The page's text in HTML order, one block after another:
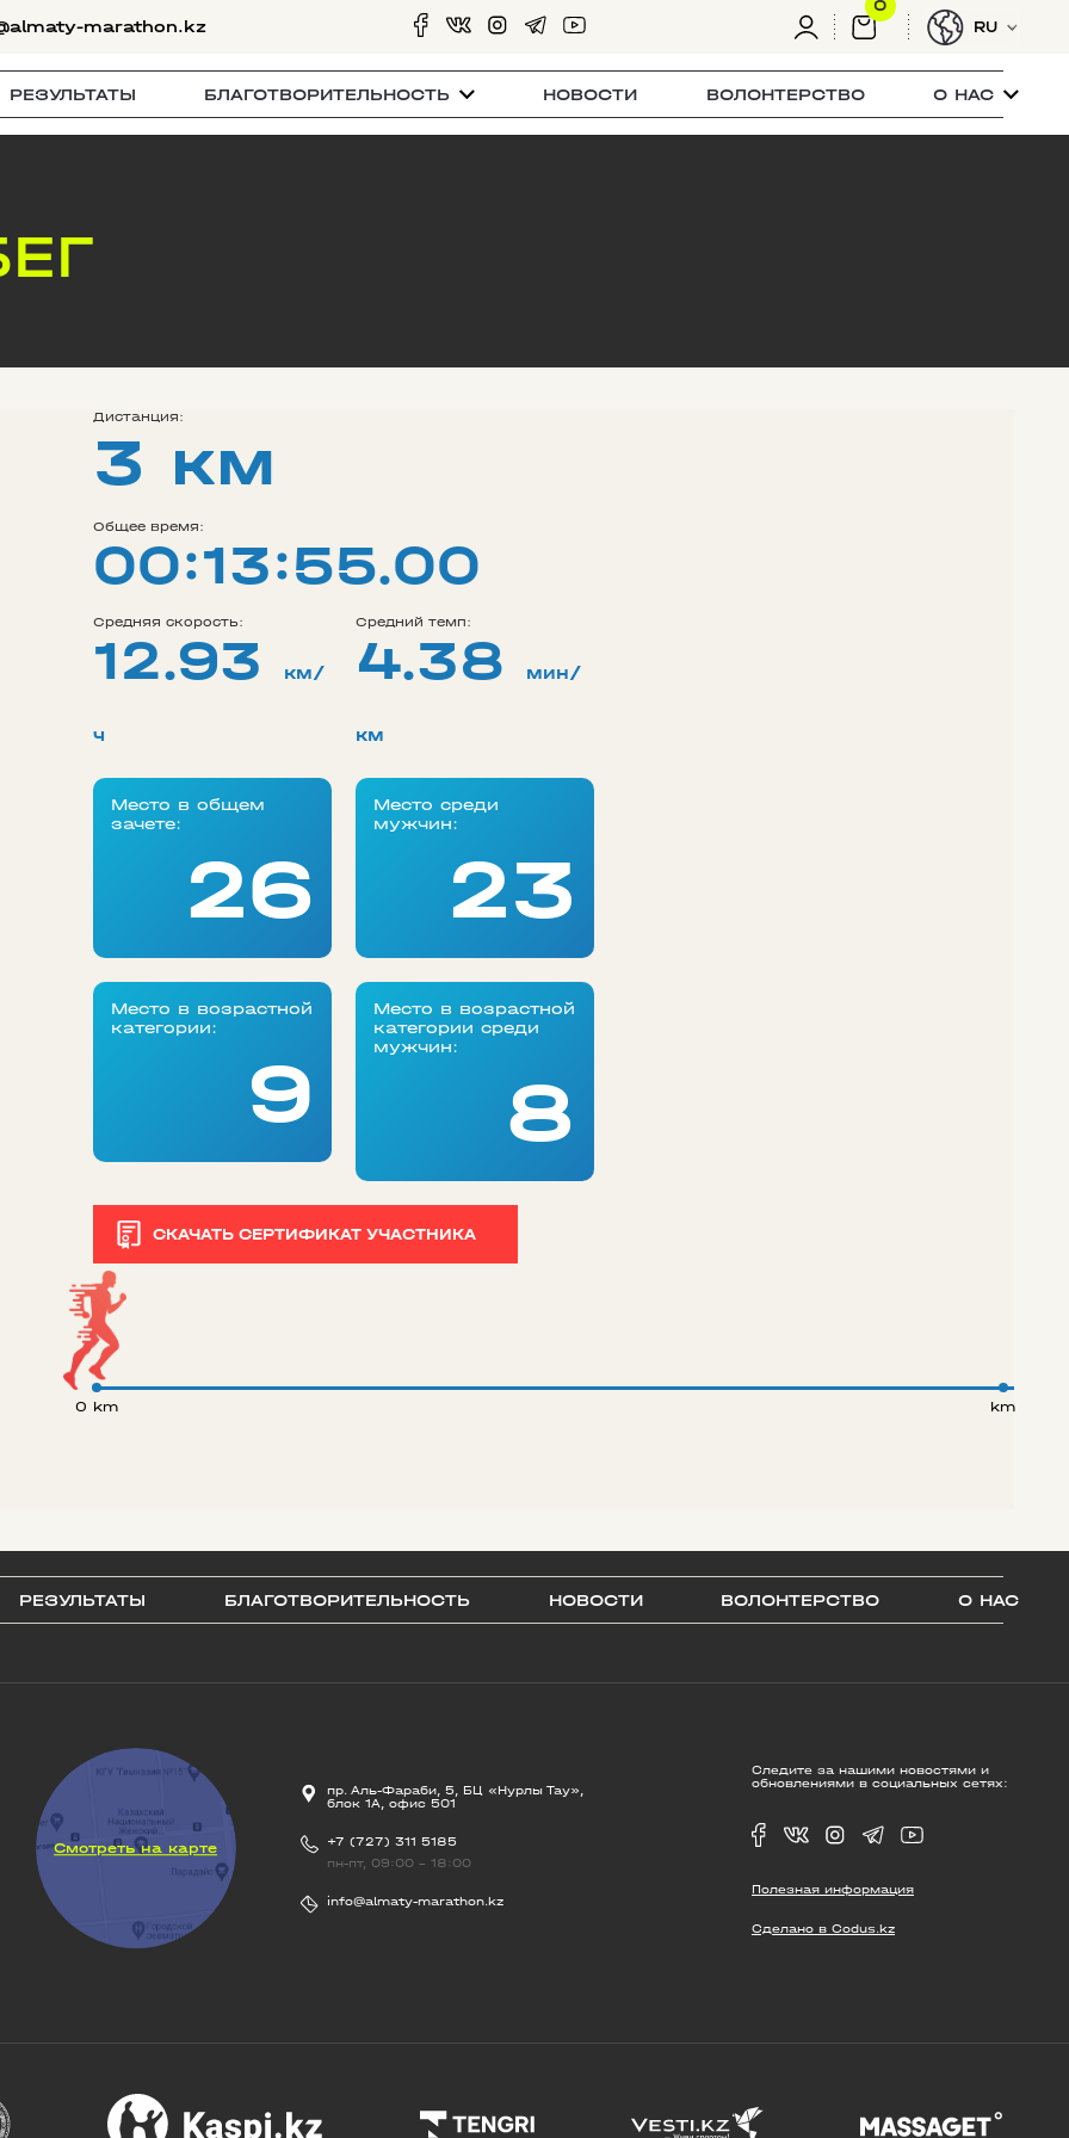
marathon.kz
0
RU
РЕЗУЛЬТАТЫ БЛАГОТВОРИТЕЛЬНОСТЬ НОВОСТИ ВОЛОНТЕРСТВО О НАС
Дистанция:
3 км
Общее время:
00:13:55.00
Средняя скорость:
12.93 км/
ч
Средний темп:
4.38 мин/
км
Место в общем
зачете:
26
Место среди
мужчин:
23
Место в возрастной
категории:
9
Место в возрастной
категории среди
мужчин:
8
СКАЧАТЬ СЕРТИФИКАТ УЧАСТНИКА
0 km km
РЕЗУЛЬТАТЫ БЛАГОТВОРИТЕЛЬНОСТЬ НОВОСТИ ВОЛОНТЕРСТВО О НАС
Смотреть на карте
пр. Аль-Фараби, 5, БЦ «Нурлы Тау»,
блок 1А, офис 501
+7 (727) 311 5185
пн-пт, 09:00 - 18:00
info@almaty-marathon.kz
Следите за нашими новостями и
обновлениями в социальных сетях:
Полезная информация
Сделано в Codus.kz